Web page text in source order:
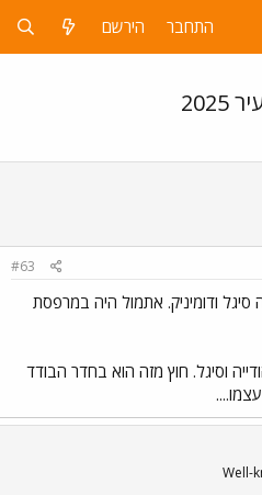
התחבר הירשם
#63
ודומיניק. אתמול היה במרפסת
עם הודייה וסיגל. חוץ מזה הוא בחדר הבודד
Well-